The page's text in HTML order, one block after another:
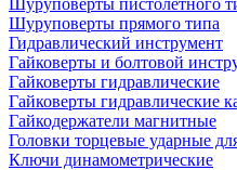
Шуруповерты пистолетного
Шуруповерты прямого типа
Гидравлический инструмент
Гайковерты и болтовой
Гайковерты гидравлические
Гайковерты гидравлические
Гайкодержатели магнитные
Головки торцевые ударные
Ключи динамометрические